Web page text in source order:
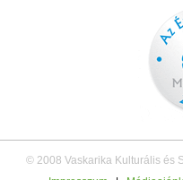
© 2008 Vaskarika Kulturális és